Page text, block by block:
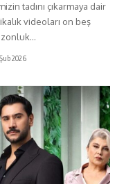
tadını çıkarmaya dair
videoları on beş
2026